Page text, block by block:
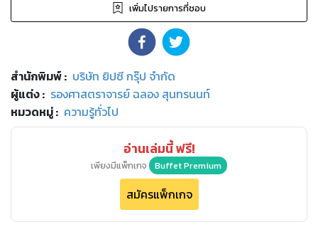
เพิ่มไปรายการที่ชอบ
สำนักพิมพ์: บริษัท ยิปซี กรุ๊ป จำกัด
ผู้แต่ง : รองศาสตราจารย์ ฉลอง สุนทรนนท์
หมวดหมู่: ความรู้ทั่วไป
อ่านเล่มนี้ ฟรี!
เพียงมีแพ็กเกจ Buffet Premium
สมัครแพ็กเกจ